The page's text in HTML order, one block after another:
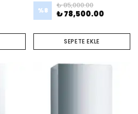
%8
₺ 85,000.00
₺ 78,500.00
SEPETE EKLE